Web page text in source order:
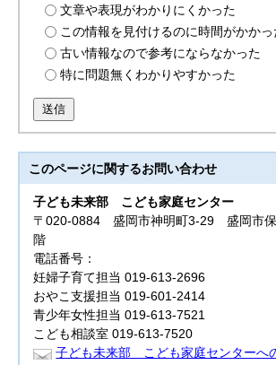
文章や表現がわかりにくかった
この情報を見付けるのに時間がかかっ
古い情報なので参考にならなかった
特に問題無くわかりやすかった
送信
このページに関するお問い合わせ
子ども未来部 こども家庭センター
〒020-0884 盛岡市神明町3-29 盛岡市保
階
電話番号：
妊婦子育て担当 019-613-2696
おやこ支援担当 019-601-2414
青少年女性担当 019-613-7521
こども相談室 019-613-7520
子ども未来部 こども家庭センターへ